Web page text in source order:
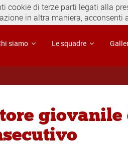
siamo Le squadre
di terze parti legati alla
in altra maniera, acconsenti